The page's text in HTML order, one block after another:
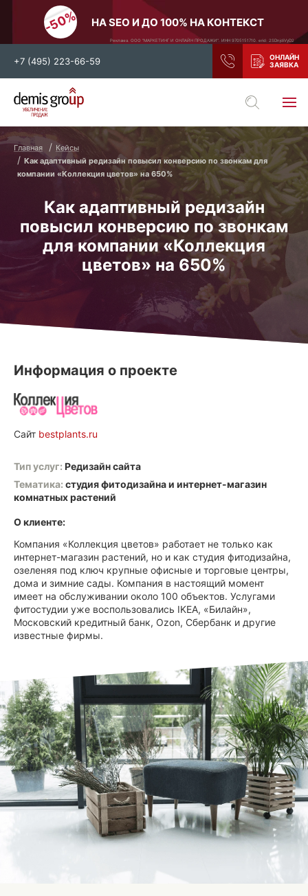
НА SEO И ДО 100% НА КОНТЕКСТ
Реклама. ООО "МАРКЕТИНГ И ОНЛАЙН ПРОДАЖИ". ИНН 9705151710. erid: 2SDnjdiVyD2
+7 (495) 223-66-59
Выберите свой город
Москва
Санкт-Петербург
Нижний Новгород
Тамбов
Тула
Новосибирск
Екатеринбург
Самара
Ростов-на-Дону
Казань
и все регионы РФ
Главная
Кейсы
Как адаптивный редизайн повысил конверсию по звонкам для
компании «Коллекция цветов» на 650%
Как адаптивный редизайн
повысил конверсию по звонкам
для компании «Коллекция
цветов» на 650%
Информация о проекте
Сайт bestplants.ru
Тип услуг: Редизайн сайта
Тематика: студия фитодизайна и интернет-магазин
комнатных растений
О клиенте:
Компания «Коллекция цветов» работает не только как
интернет-магазин растений, но и как студия фитодизайна,
озеленяя под ключ крупные офисные и торговые центры,
дома и зимние сады. Компания в настоящий момент
имеет на обслуживании около 100 объектов. Услугами
фитостудии уже воспользовались IKEA, «Билайн»,
Московский кредитный банк, Ozon, Сбербанк и другие
известные фирмы.